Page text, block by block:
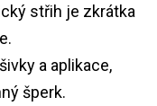
střih je zkrátka
a aplikace,
šperk.